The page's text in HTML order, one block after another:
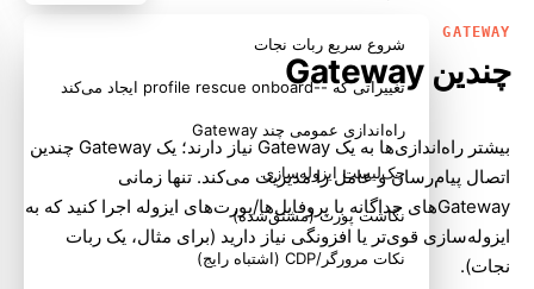
GATEWAY
چندین Gateway
بیشتر راه‌اندازی‌ها به یک Gateway نیاز دارند؛ یک Gateway چندین
اتصال پیام‌رسان و عامل را مدیریت می‌کند. تنها زمانی
Gatewayهای جداگانه با پروفایل‌ها/پورت‌های ایزوله اجرا کنید که به
ایزوله‌سازی قوی‌تر یا افزونگی نیاز دارید (برای مثال، یک ربات
نجات).
شروع سریع ربات نجات
تغییراتی که --profile rescue onboard ایجاد می‌کند
راه‌اندازی عمومی چند Gateway
چک‌لیست ایزوله‌سازی
نگاشت پورت (مشتق‌شده)
نکات مرورگر/CDP (اشتباه رایج)